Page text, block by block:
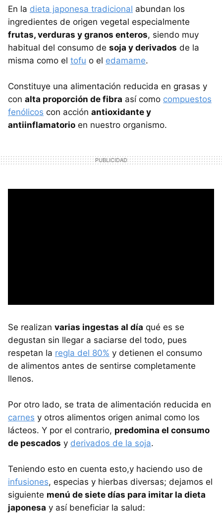
En la dieta japonesa tradicional abundan los
ingredientes de origen vegetal especialmente
frutas, verduras y granos enteros, siendo muy
habitual del consumo de soja y derivados de la
misma como el tofu o el edamame.
Constituye una alimentación reducida en grasas y
con alta proporción de fibra así como compuestos
fenólicos con acción antioxidante y
antiinflamatorio en nuestro organismo.
Se realizan varias ingestas al día qué es se
degustan sin llegar a saciarse del todo, pues
respetan la regla del 80% y detienen el consumo
de alimentos antes de sentirse completamente
llenos.
Por otro lado, se trata de alimentación reducida en
carnes y otros alimentos origen animal como los
lácteos. Y por el contrario, predomina el consumo
de pescados y derivados de la soja.
Teniendo esto en cuenta esto,y haciendo uso de
infusiones, especias y hierbas diversas; dejamos el
siguiente menú de siete días para imitar la dieta
japonesa y así beneficiar la salud: